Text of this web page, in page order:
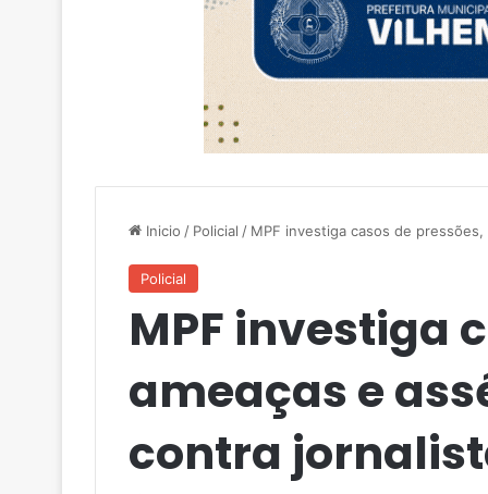
Inicio / Policial / MPF investiga casos de
Policial
MPF investiga
ameaças e
contra